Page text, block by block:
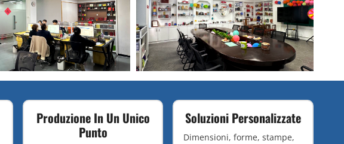
Produzione In Un Unico
Punto
Soluzioni Personalizzate
Dimensioni, forme, stampe,